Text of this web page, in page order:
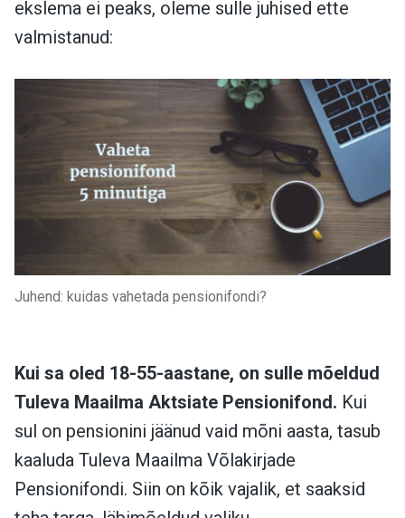
ekslema ei peaks, oleme sulle juhised ette
valmistanud:
Juhend: kuidas vahetada pensionifondi?
Kui sa oled 18-55-aastane, on sulle mõeldud
Tuleva Maailma Aktsiate Pensionifond. Kui
sul on pensionini jäänud vaid mõni aasta, tasub
kaaluda Tuleva Maailma Võlakirjade
Pensionifondi. Siin on kõik vajalik, et saaksid